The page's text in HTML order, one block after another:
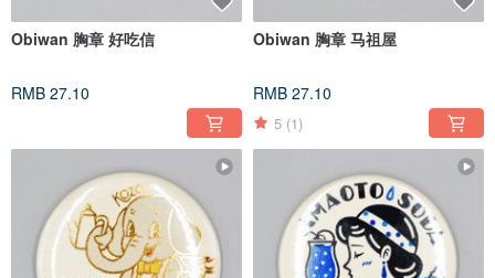
Obiwan 胸章 好吃信
RMB 27.10
Obiwan 胸章 马祖屋
RMB 27.10
5 (1)